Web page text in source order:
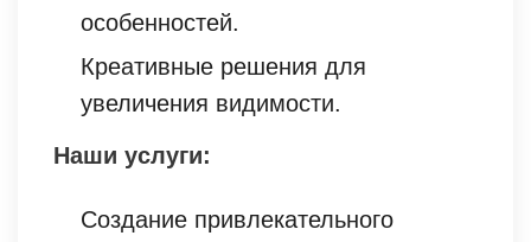
особенностей.
Креативные решения для
увеличения видимости.
Наши услуги:
Создание привлекательного